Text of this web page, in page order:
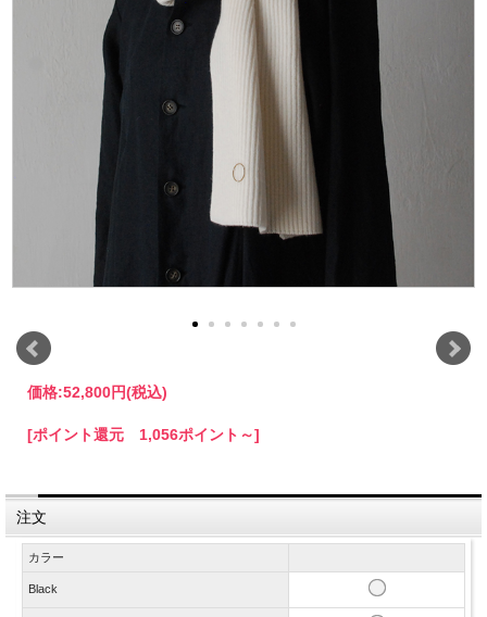
価格:52,800円(税込)
[ポイント還元 1,056ポイント～]
注文
カラー
Black